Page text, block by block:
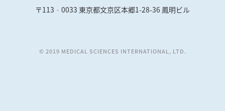
〒113‐0033 東京都文京区本郷1-28-36 鳳明ビル
© 2019 MEDICAL SCIENCES INTERNATIONAL, LTD.